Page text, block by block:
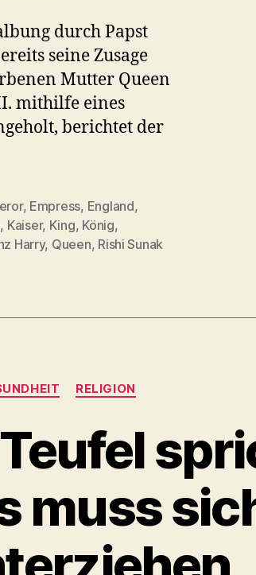
durch Papst
seine Zusage
Mutter Queen
mithilfe eines
berichtet der
, Empress, England,
, Kaiser, King, König,
Harry, Queen, Rishi Sunak
RELIGION
muss